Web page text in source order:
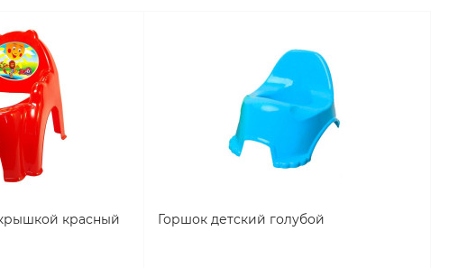
красный Горшок детский голубой